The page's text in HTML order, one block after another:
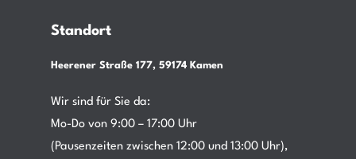
Standort
Heerener Straße 177, 59174 Kamen
Wir sind für Sie da:
Mo-Do von 9:00 – 17:00 Uhr
(Pausenzeiten zwischen 12:00 und 13:00 Uhr),